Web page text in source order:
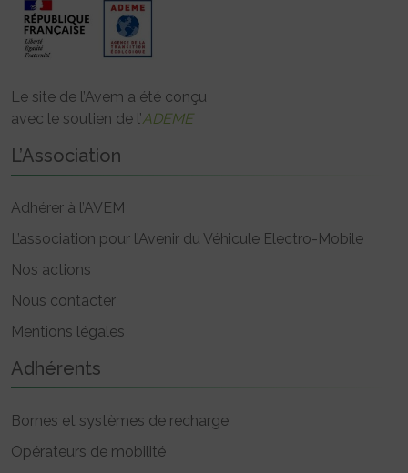
Le site de l’Avem a été conçu
avec le soutien de l’ADEME
L’Association
Adhérer à l’AVEM
L’association pour l’Avenir du Véhicule Electro-Mobile
Nos actions
Nous contacter
Mentions légales
Adhérents
Bornes et systèmes de recharge
Opérateurs de mobilité